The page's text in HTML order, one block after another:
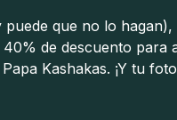
puede que no lo
de descuento para
Kashakas. ¡Y tu